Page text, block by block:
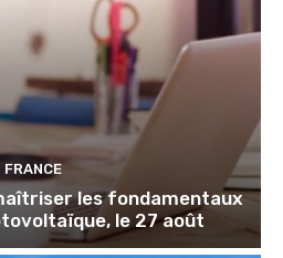
FRANCE
les fondamentaux
le 27 août